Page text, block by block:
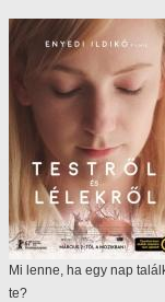
Mi lenne, ha egy nap
te?